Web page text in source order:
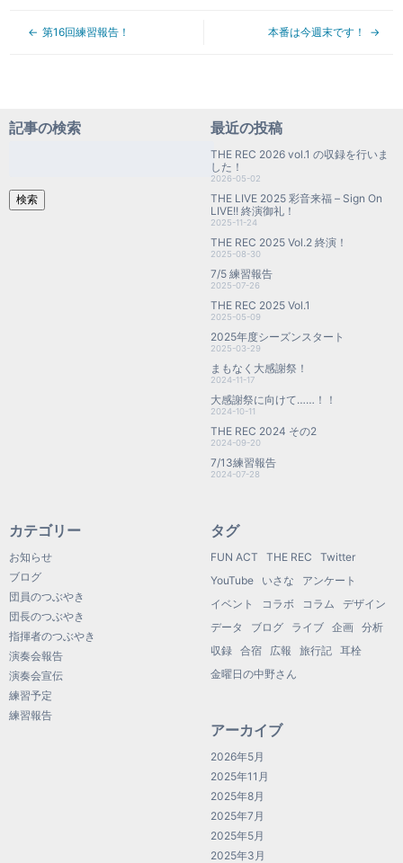
第16回練習報告！ 本番は今週末です！
記事の検索
検索
最近の投稿
THE REC 2026 vol.1 の収録を行いま
した！
2026-05-02
THE LIVE 2025 彩音来福 – Sign On
LIVE!! 終演御礼！
2025-11-24
THE REC 2025 Vol.2 終演！
2025-08-30
7/5 練習報告
2025-07-26
THE REC 2025 Vol.1
2025-05-09
2025年度シーズンスタート
2025-03-29
まもなく大感謝祭！
2024-11-17
大感謝祭に向けて……！！
2024-10-11
THE REC 2024 その2
2024-09-20
7/13練習報告
2024-07-28
カテゴリー
お知らせ
ブログ
団員のつぶやき
団長のつぶやき
指揮者のつぶやき
演奏会報告
演奏会宣伝
練習予定
練習報告
タグ
FUN ACT THE REC
Twitter
YouTube
いさな
アンケート
イベント
コラボ コラム
デザイン
データ
ブログ ライブ 企画
分析
収録
合宿 広報 旅行記
耳栓
金曜日の中野さん
アーカイブ
2026年5月
2025年11月
2025年8月
2025年7月
2025年5月
2025年3月